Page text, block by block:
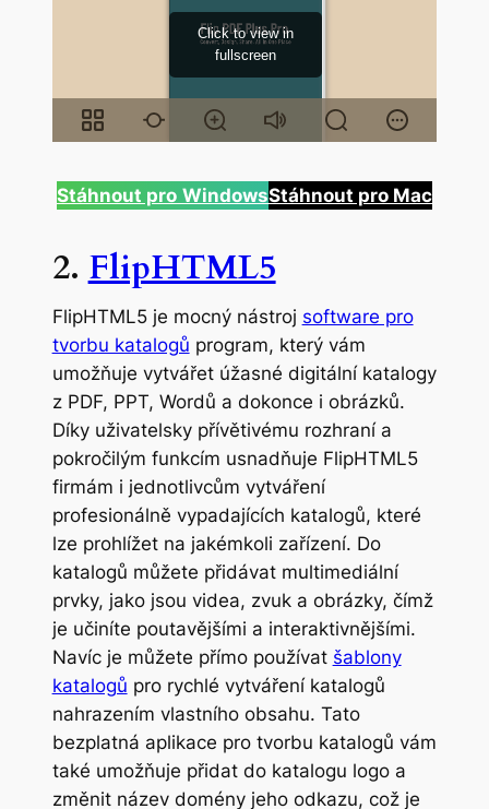
Stáhnout pro WindowsStáhnout pro Mac
2. FlipHTML5
FlipHTML5 je mocný nástroj software pro
tvorbu katalogů program, který vám
umožňuje vytvářet úžasné digitální katalogy
z PDF, PPT, Wordů a dokonce i obrázků.
Díky uživatelsky přívětivému rozhraní a
pokročilým funkcím usnadňuje FlipHTML5
firmám i jednotlivcům vytváření
profesionálně vypadajících katalogů, které
lze prohlížet na jakémkoli zařízení. Do
katalogů můžete přidávat multimediální
prvky, jako jsou videa, zvuk a obrázky, čímž
je učiníte poutavějšími a interaktivnějšími.
Navíc je můžete přímo používat šablony
katalogů pro rychlé vytváření katalogů
nahrazením vlastního obsahu. Tato
bezplatná aplikace pro tvorbu katalogů vám
také umožňuje přidat do katalogu logo a
změnit název domény jeho odkazu, což je